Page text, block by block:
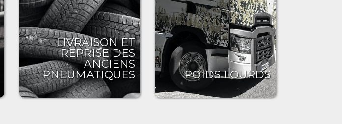
LIVRAISON ET
REPRISE DES
ANCIENS
PNEUMATIQUES
POIDS LOURDS